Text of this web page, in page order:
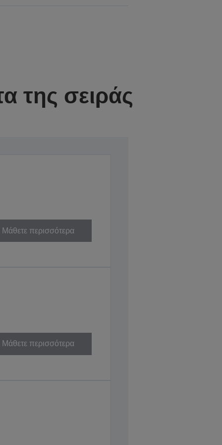
της σειράς
Μάθετε περισσότερα
Μάθετε περισσότερα